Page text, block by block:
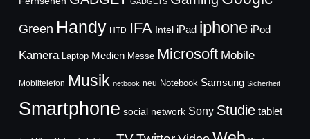
Green Handy HTD IFA Intel iPad iphone iPod
Kamera Laptop Medien Messe Microsoft Mobile
Mobiltelefon Musik netbook neu Notebook Samsung Sicherheit
Smartphone social network Sony Studie tablet